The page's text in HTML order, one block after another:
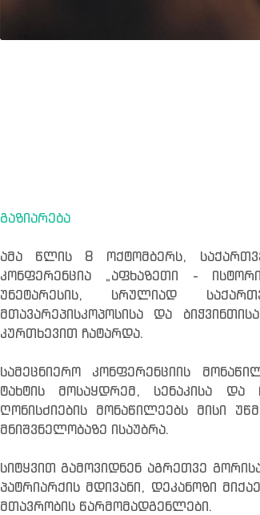
გაზიარება
ამა წლის 8 ოქტომბერს,
კონფერენცია „აფხაზეთი -
უნეტარესის, სრულიად
მთავარეპისკოპოსისა და
კურთხევით ჩატარდა.
სამეცნიერო კონფერენციის
ტახტის მოსაყდრემ, სენაკისა
ღონისძიების მონაწილეებს მისი
მნიშვნელობაზე ისაუბრა.
სიტყვით გამოვიდნენ აგრეთვე
პატრიარქის მდივანი, დეკანოზი
მთავრობის წარმომადგენლები.